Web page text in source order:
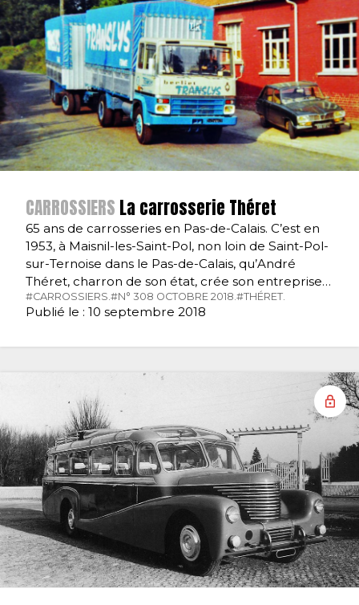
CARROSSIERS La carrosserie Théret
65 ans de carrosseries en Pas-de-Calais. C’est en
1953, à Maisnil-les-Saint-Pol, non loin de Saint-Pol-
sur-Ternoise dans le Pas-de-Calais, qu’André
Théret, charron de son état, crée son entreprise…
#CARROSSIERS. #N° 308 OCTOBRE 2018. #THÉRET.
Publié le : 10 septembre 2018